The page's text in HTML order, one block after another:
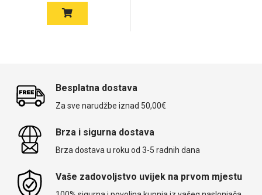
Besplatna dostava
Za sve narudžbe iznad 50,00€
Brza i sigurna dostava
Brza dostava u roku od 3-5 radnih dana
Vaše zadovoljstvo uvijek na prvom mjestu
Love motivi
Quotes Collection Cirkus